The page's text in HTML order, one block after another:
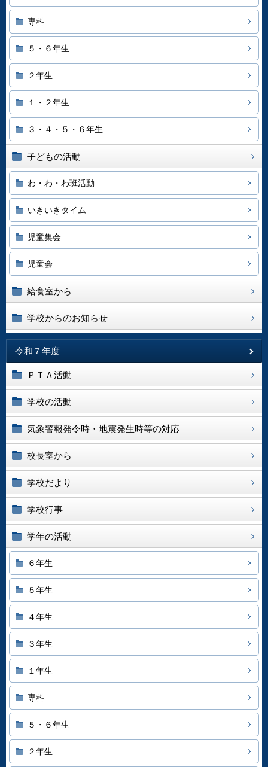
専科
５・６年生
２年生
１・２年生
３・４・５・６年生
子どもの活動
わ・わ・わ班活動
いきいきタイム
児童集会
児童会
給食室から
学校からのお知らせ
令和７年度
ＰＴＡ活動
学校の活動
気象警報発令時・地震発生時等の対応
校長室から
学校だより
学校行事
学年の活動
６年生
５年生
４年生
３年生
１年生
専科
５・６年生
２年生